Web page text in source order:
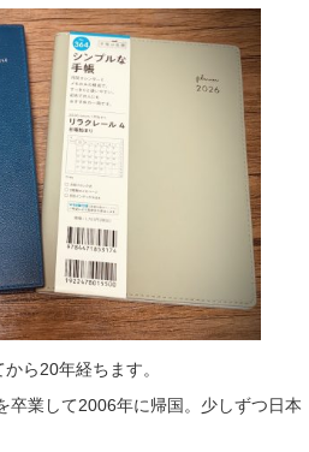
ら20年経ちます。
卒業して2006年に帰国。少しずつ日本